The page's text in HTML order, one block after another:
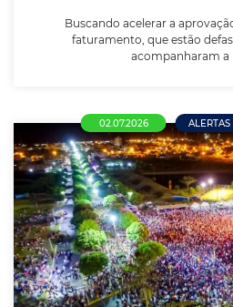
Buscando acelerar a
faturamento, que estão
acompanharam a
LEIA
02.07.2026
Pesquisa da ACENM/
maioria dos
as empresas
municipal de 4